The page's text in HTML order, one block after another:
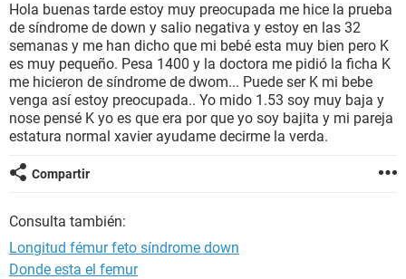
BIENESTAR
SEXUALIDAD
GLOSARIO
Hola buenas tarde estoy muy preocupada me hice la prueba
de síndrome de down y salio negativa y estoy en las 32
semanas y me han dicho que mi bebé esta muy bien pero K
es muy pequeño. Pesa 1400 y la doctora me pidió la ficha K
me hicieron de síndrome de dwom... Puede ser K mi bebe
venga así estoy preocupada.. Yo mido 1.53 soy muy baja y
nose pensé K yo es que era por que yo soy bajita y mi pareja
estatura normal xavier ayudame decirme la verda.
Compartir
Consulta también:
Longitud fémur feto síndrome down
Donde esta el femur